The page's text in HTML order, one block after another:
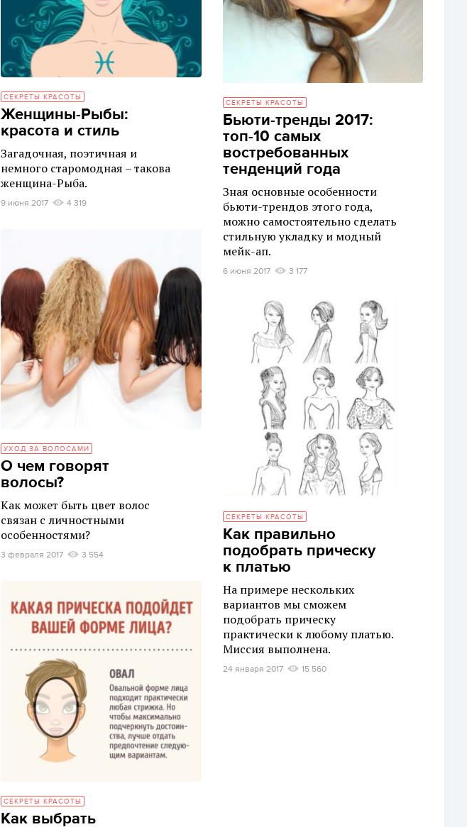
СЕКРЕТЫ КРАСОТЫ
Женщины-Рыбы:
красота и стиль
Загадочная, поэтичная и
немного старомодная – такова
женщина-Рыба.
9 июня 2017 4 319
СЕКРЕТЫ КРАСОТЫ
Бьюти-тренды 2017:
топ-10 самых
востребованных
тенденций года
Зная основные особенности
бьюти-трендов этого года,
можно самостоятельно сделать
стильную укладку и модный
мейк-ап.
6 июня 2017 3 177
УХОД ЗА ВОЛОСАМИ
О чем говорят
волосы?
Как может быть цвет волос
связан с личностными
особенностями?
3 февраля 2017 3 554
СЕКРЕТЫ КРАСОТЫ
Как правильно
подобрать прическу
к платью
На примере нескольких
вариантов мы сможем
подобрать прическу
практически к любому платью.
Миссия выполнена.
24 января 2017 15 560
СЕКРЕТЫ КРАСОТЫ
Как выбрать